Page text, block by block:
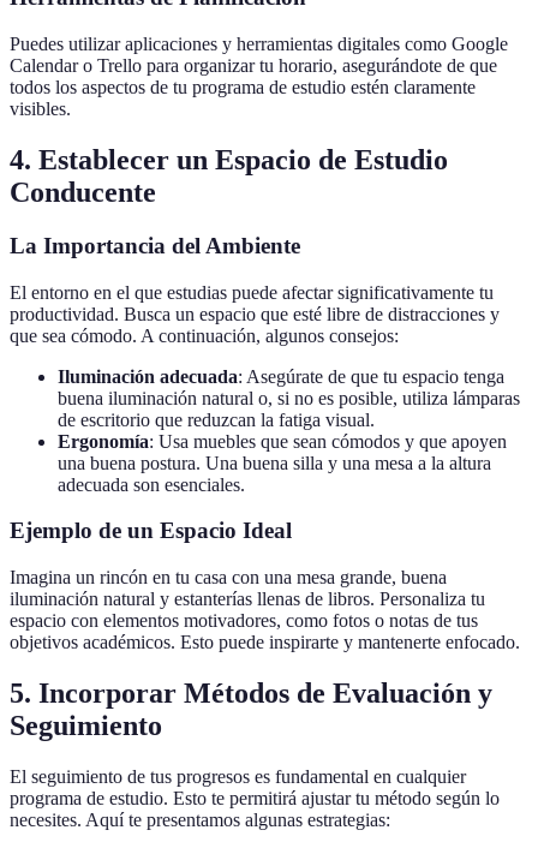
Puedes utilizar aplicaciones y herramientas digitales como Google
Calendar o Trello para organizar tu horario, asegurándote de que
todos los aspectos de tu programa de estudio estén claramente
visibles.
4. Establecer un Espacio de Estudio
Conducente
La Importancia del Ambiente
El entorno en el que estudias puede afectar significativamente tu
productividad. Busca un espacio que esté libre de distracciones y
que sea cómodo. A continuación, algunos consejos:
Iluminación adecuada: Asegúrate de que tu espacio tenga
buena iluminación natural o, si no es posible, utiliza lámparas
de escritorio que reduzcan la fatiga visual.
Ergonomía: Usa muebles que sean cómodos y que apoyen
una buena postura. Una buena silla y una mesa a la altura
adecuada son esenciales.
Ejemplo de un Espacio Ideal
Imagina un rincón en tu casa con una mesa grande, buena
iluminación natural y estanterías llenas de libros. Personaliza tu
espacio con elementos motivadores, como fotos o notas de tus
objetivos académicos. Esto puede inspirarte y mantenerte enfocado.
5. Incorporar Métodos de Evaluación y
Seguimiento
El seguimiento de tus progresos es fundamental en cualquier
programa de estudio. Esto te permitirá ajustar tu método según lo
necesites. Aquí te presentamos algunas estrategias: